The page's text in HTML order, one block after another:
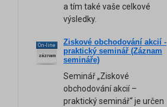
a tím také vaše celkové
výsledky.
On-line
záznam
Ziskové obchodování akcií -
praktický seminář (Záznam
semináře)
Seminář „Ziskové
obchodování akcií –
praktický seminář“ je určen